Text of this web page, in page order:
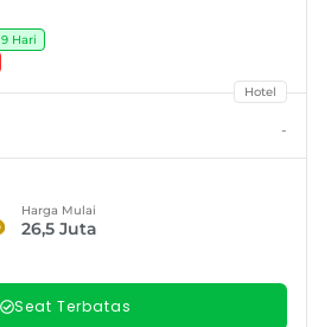
9 Hari
Hotel
-
Harga Mulai
26,5 Juta
Seat Terbatas